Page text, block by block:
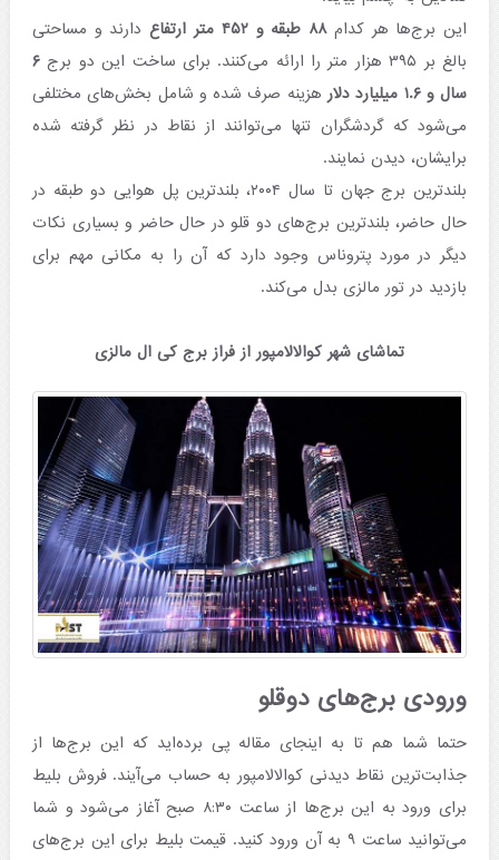
این برج‌ها هر کدام۸۸ طبقه و ۴۵۲ متر ارتفاع
دارند و مساحتی
بالغ بر ۳۹۵ هزار متر را ارائه می‌کنند. برای ساخت این دو برج
۶
سال و ۱.۶ میلیارد دلار
هزینه صرف شده و شامل بخش‌های مختلفی
می‌شود که گردشگران تنها می‌توانند از نقاط در نظر گرفته شده
برایشان، دیدن نمایند.
بلندترین برج جهان تا سال ۲۰۰۴، بلندترین پل هوایی دو طبقه در
حال حاضر، بلندترین برج‌های دو قلو در حال حاضر و بسیاری نکات
دیگر در مورد پتروناس وجود دارد که آن را به مکانی مهم برای
بازدید در تور مالزی بدل می‌کند.
تماشای شهر کوالالامپور از فراز برج کی ال مالزی
ورودی برج‌های دوقلو
حتما شما هم تا به اینجای مقاله پی برده‌اید که این برج‌ها از
جذابت‌ترین نقاط دیدنی کوالالامپور به حساب می‌آیند. فروش بلیط
برای ورود به این برج‌ها از ساعت ۸:۳۰ صبح آغاز می‌شود و شما
می‌توانید ساعت ۹ به آن ورود کنید. قیمت بلیط برای این برج‌های